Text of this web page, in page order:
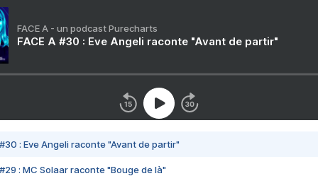
FACE A - un podcast Purecharts
FACE A #30 : Eve Angeli raconte "Avant de partir"
#30 : Eve Angeli raconte "Avant de partir"
#29 : MC Solaar raconte "Bouge de là"